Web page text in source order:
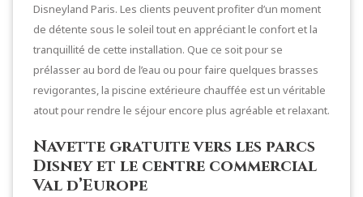
Disneyland Paris. Les clients peuvent profiter d’un moment
de détente sous le soleil tout en appréciant le confort et la
tranquillité de cette installation. Que ce soit pour se
prélasser au bord de l’eau ou pour faire quelques brasses
revigorantes, la piscine extérieure chauffée est un véritable
atout pour rendre le séjour encore plus agréable et relaxant.
Navette gratuite vers les parcs
Disney et le centre commercial
Val d’Europe